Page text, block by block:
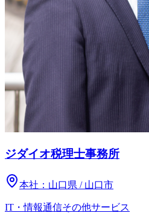
ジダイオ税理士事務所
本社： 山口県 / 山口市
IT・情報通信その他サービス